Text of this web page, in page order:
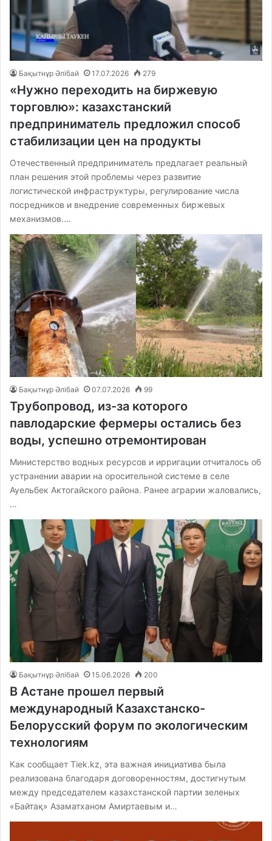
Бақытнұр Әлібай 17.07.2026 279
«Нужно переходить на биржевую
торговлю»: казахстанский
предприниматель предложил способ
стабилизации цен на продукты
Отечественный предприниматель предлагает реальный
план решения этой проблемы через развитие
логистической инфраструктуры, регулирование числа
посредников и внедрение современных биржевых
механизмов.…
Бақытнұр Әлібай 07.07.2026 99
Трубопровод, из-за которого
павлодарские фермеры остались без
воды, успешно отремонтирован
Министерство водных ресурсов и ирригации отчиталось об
устранении аварии на оросительной системе в селе
Ауельбек Актогайского района. Ранее аграрии жаловались,
…
Бақытнұр Әлібай 15.06.2026 200
В Астане прошел первый
международный Казахстанско-
Белорусский форум по экологическим
технологиям
Как сообщает Tiek.kz, эта важная инициатива была
реализована благодаря договоренностям, достигнутым
между председателем казахстанской партии зеленых
«Байтақ» Азаматханом Амиртаевым и…